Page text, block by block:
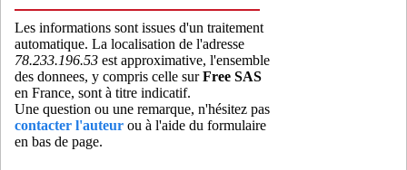
Les informations sont issues d'un traitement
automatique. La localisation de l'adresse
78.233.196.53 est approximative, l'ensemble
des donnees, y compris celle surFree SAS
en France, sont à titre indicatif.
Une question ou une remarque, n'hésitez pas
contacter l'auteur ou à l'aide du formulaire
en bas de page.